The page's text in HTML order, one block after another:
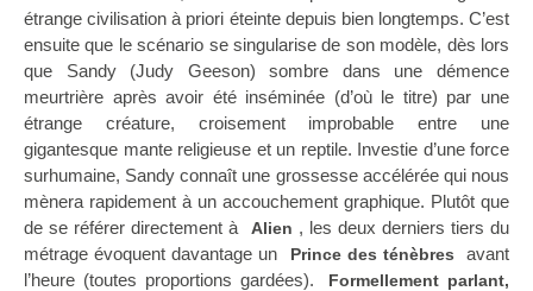
étrange civilisation à priori éteinte depuis bien longtemps. C’est
ensuite que le scénario se singularise de son modèle, dès lors
que Sandy (Judy Geeson) sombre dans une démence
meurtrière après avoir été inséminée (d’où le titre) par une
étrange créature, croisement improbable entre une
gigantesque mante religieuse et un reptile. Investie d’une force
surhumaine, Sandy connaît une grossesse accélérée qui nous
mènera rapidement à un accouchement graphique. Plutôt que
de se référer directement à
Alien , les deux derniers tiers du
métrage évoquent davantage un
Prince des ténèbres
avant
l’heure (toutes proportions gardées).
Formellement parlant,